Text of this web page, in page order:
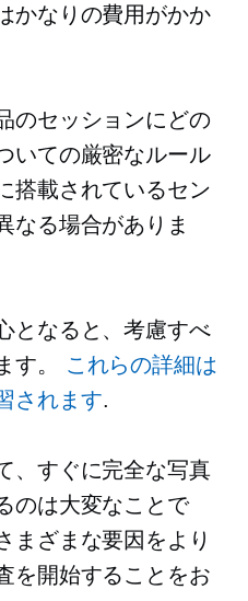
かなりの費用がかか
のセッションにどの
いての厳密なルール
搭載されているセン
なる場合がありま
となると、考慮すべ
す。
これらの詳細は
されます.
、すぐに完全な写真
のは大変なことで
まざまな要因をより
を開始することをお